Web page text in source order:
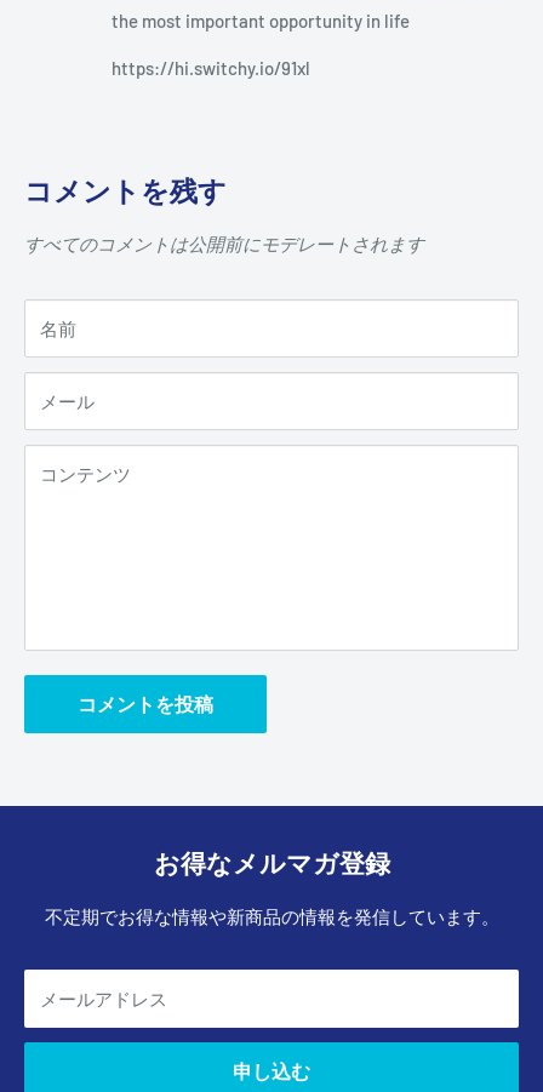
the most important opportunity in life
https://hi.switchy.io/91xl
コメントを残す
すべてのコメントは公開前にモデレートされます
名前
メール
コンテンツ
コメントを投稿
お得なメルマガ登録
不定期でお得な情報や新商品の情報を発信しています。
メールアドレス
申し込む